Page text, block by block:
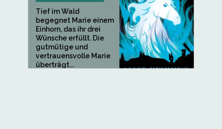
Tief im Wald
begegnet Marie einem
Einhorn, das ihr drei
Wünsche erfüllt. Die
gutmütige und
vertrauensvolle Marie
überträgt...